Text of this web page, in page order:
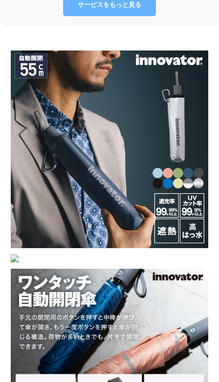
サービスをもっと見る